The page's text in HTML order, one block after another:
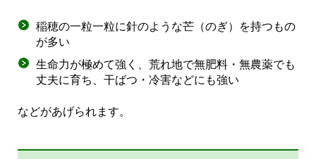
稲穂の一粒一粒に針のような芒（のぎ）を持つもの
が多い
生命力が極めて強く、荒れ地で無肥料・無農薬でも
丈夫に育ち、干ばつ・冷害などにも強い
などがあげられます。